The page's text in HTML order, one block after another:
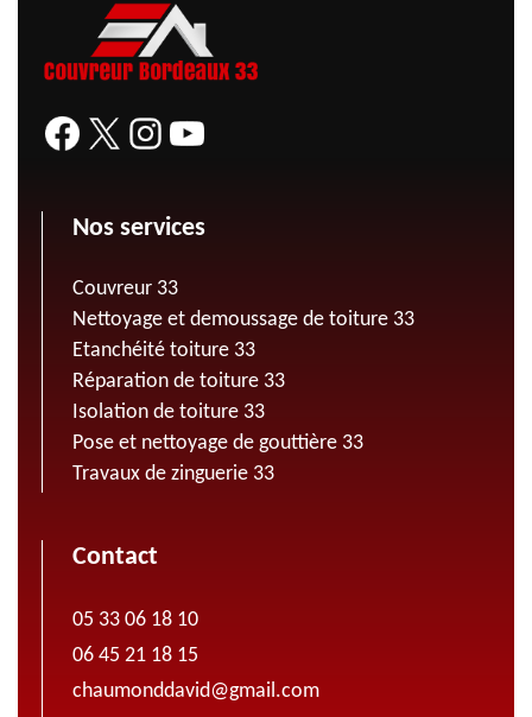
Nos services
Couvreur 33
Nettoyage et demoussage de toiture 33
Etanchéité toiture 33
Réparation de toiture 33
Isolation de toiture 33
Pose et nettoyage de gouttière 33
Travaux de zinguerie 33
Contact
05 33 06 18 10
06 45 21 18 15
chaumonddavid@gmail.com